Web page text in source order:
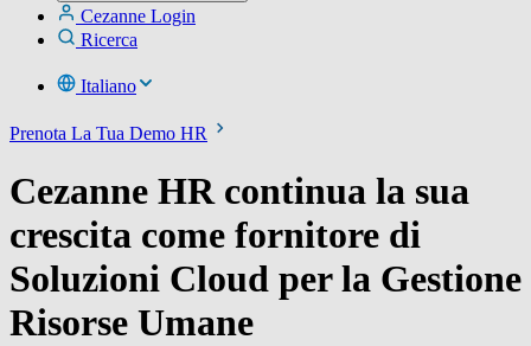
Cezanne Login
Ricerca
Italiano
Prenota La Tua Demo HR
Cezanne HR continua la sua
crescita come fornitore di
Soluzioni Cloud per la Gestione
Risorse Umane